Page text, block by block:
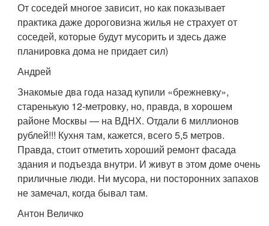
От соседей многое зависит, но как показывает
практика даже дороговизна жилья не страхует от
соседей, которые будут мусорить и здесь даже
планировка дома не придает сил)
Андрей
Знакомые два года назад купили «брежневку»,
старенькую 12-метровку, но, правда, в хорошем
районе Москвы — на ВДНХ. Отдали 6 миллионов
рублей!!! Кухня там, кажется, всего 5,5 метров.
Правда, стоит отметить хороший ремонт фасада
здания и подъезда внутри. И живут в этом доме очень
приличные люди. Ни мусора, ни посторонних запахов
не замечал, когда бывал там.
Антон Величко